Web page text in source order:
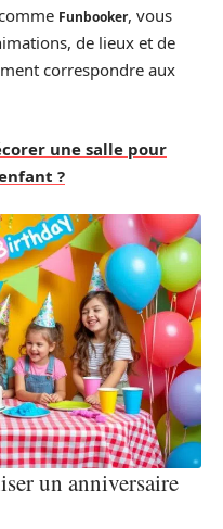
Funbooker, vous
de lieux et de
correspondre aux
une salle pour
?
un anniversaire